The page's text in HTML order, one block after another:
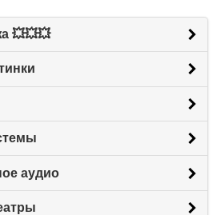
💥💥💥
аудио